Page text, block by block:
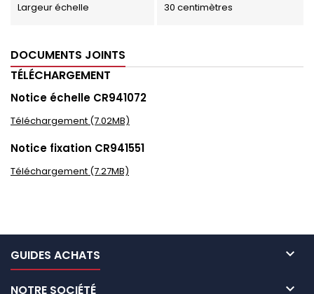
Largeur échelle 30 centimètres
DOCUMENTS JOINTS
TÉLÉCHARGEMENT
Notice échelle CR941072
Téléchargement (7.02MB)
Notice fixation CR941551
Téléchargement (7.27MB)
GUIDES ACHATS 
NOTRE SOCIÉTÉ 